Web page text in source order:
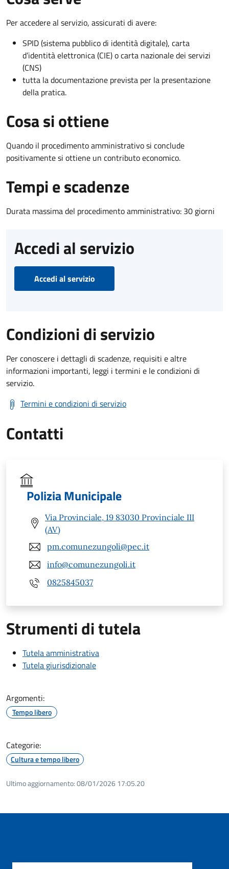
Per accedere al servizio, assicurati di avere:
SPID (sistema pubblico di identità digitale), carta
d’identità elettronica (CIE) o carta nazionale dei servizi
(CNS)
tutta la documentazione prevista per la presentazione
della pratica.
Cosa si ottiene
Quando il procedimento amministrativo si conclude
positivamente si ottiene un contributo economico.
Tempi e scadenze
Durata massima del procedimento amministrativo: 30 giorni
Accedi al servizio
Accedi al servizio
Condizioni di servizio
Per conoscere i dettagli di scadenze, requisiti e altre
informazioni importanti, leggi i termini e le condizioni di
servizio.
Termini e condizioni di servizio
Contatti
Polizia Municipale
Via Provinciale, 19 83030 Provinciale III
(AV)
pm.comunezungoli@pec.it
info@comunezungoli.it
0825845037
Strumenti di tutela
Tutela amministrativa
Tutela giurisdizionale
Argomenti:
Tempo libero
Categorie:
Cultura e tempo libero
Ultimo aggiornamento:08/01/2026 17:05.20